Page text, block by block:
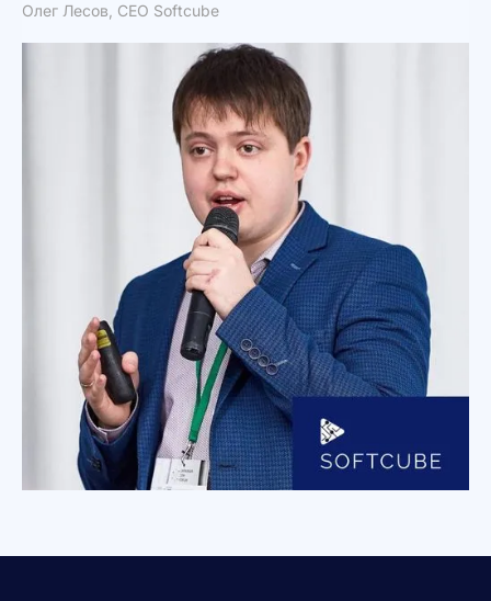
Олег Лесов, CEO Softcube